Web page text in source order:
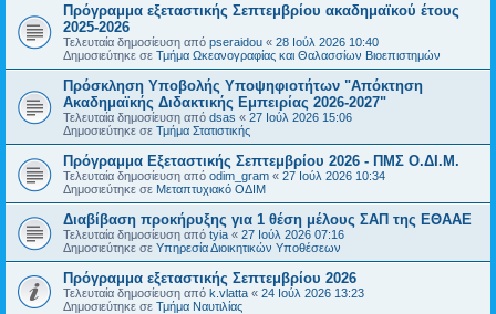
Πρόγραμμα εξεταστικής Σεπτεμβρίου ακαδημαϊκού έτους
2025-2026
Τελευταία δημοσίευση από pseraidou « 28 Ιούλ 2026 10:40
Δημοσιεύτηκε σε Τμήμα Ωκεανογραφίας και Θαλασσίων Βιοεπιστημών
Πρόσκληση Υποβολής Υποψηφιοτήτων "Απόκτηση
Ακαδημαϊκής Διδακτικής Εμπειρίας 2026-2027"
Τελευταία δημοσίευση από dsas « 27 Ιούλ 2026 15:06
Δημοσιεύτηκε σε Τμήμα Στατιστικής
Πρόγραμμα Εξεταστικής Σεπτεμβρίου 2026 - ΠΜΣ Ο.ΔΙ.Μ.
Τελευταία δημοσίευση από odim_gram « 27 Ιούλ 2026 10:34
Δημοσιεύτηκε σε Μεταπτυχιακό ΟΔΙΜ
Διαβίβαση προκήρυξης για 1 θέση μέλους ΣΑΠ της ΕΘΑΑΕ
Τελευταία δημοσίευση από tyia « 27 Ιούλ 2026 07:16
Δημοσιεύτηκε σε Υπηρεσία Διοικητικών Υποθέσεων
Πρόγραμμα εξεταστικής Σεπτεμβρίου 2026
Τελευταία δημοσίευση από k.vlatta « 24 Ιούλ 2026 13:23
Δημοσιεύτηκε σε Τμήμα Ναυτιλίας